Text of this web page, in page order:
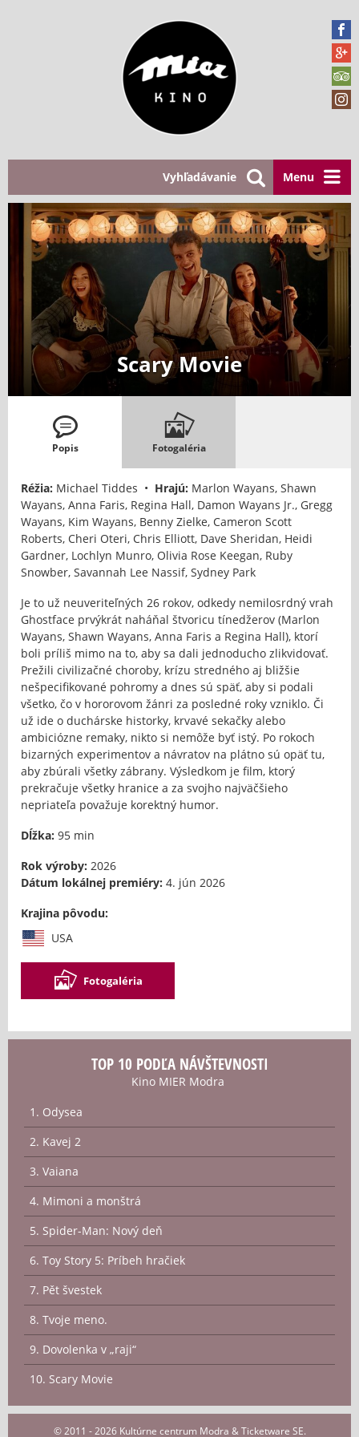
Menu
Vyhľadávanie
Scary Movie
Popis Fotogaléria
Réžia: Michael Tiddes • Hrajú: Marlon Wayans, Shawn
Wayans, Anna Faris, Regina Hall, Damon Wayans Jr., Gregg
Wayans, Kim Wayans, Benny Zielke, Cameron Scott
Roberts, Cheri Oteri, Chris Elliott, Dave Sheridan, Heidi
Gardner, Lochlyn Munro, Olivia Rose Keegan, Ruby
Snowber, Savannah Lee Nassif, Sydney Park
Je to už neuveriteľných 26 rokov, odkedy nemilosrdný vrah
Ghostface prvýkrát naháňal štvoricu tínedžerov (Marlon
Wayans, Shawn Wayans, Anna Faris a Regina Hall), ktorí
boli príliš mimo na to, aby sa dali jednoducho zlikvidovať.
Prežili civilizačné choroby, krízu stredného aj bližšie
nešpecifikované pohromy a dnes sú späť, aby si podali
všetko, čo v hororovom žánri za posledné roky vzniklo. Či
už ide o duchárske historky, krvavé sekačky alebo
ambiciózne remaky, nikto si nemôže byť istý. Po rokoch
bizarných experimentov a návratov na plátno sú opäť tu,
aby zbúrali všetky zábrany. Výsledkom je film, ktorý
prekračuje všetky hranice a za svojho najväčšieho
nepriateľa považuje korektný humor.
Dĺžka: 95 min
Rok výroby: 2026
Dátum lokálnej premiéry: 4. jún 2026
Krajina pôvodu:
USA
Fotogaléria
TOP 10 PODĽA NÁVŠTEVNOSTI
Kino MIER Modra
1. Odysea
2. Kavej 2
3. Vaiana
4. Mimoni a monštrá
5. Spider-Man: Nový deň
6. Toy Story 5: Príbeh hračiek
7. Pět švestek
8. Tvoje meno.
9. Dovolenka v „raji“
10. Scary Movie
© 2011 - 2026 Kultúrne centrum Modra & Ticketware SE.